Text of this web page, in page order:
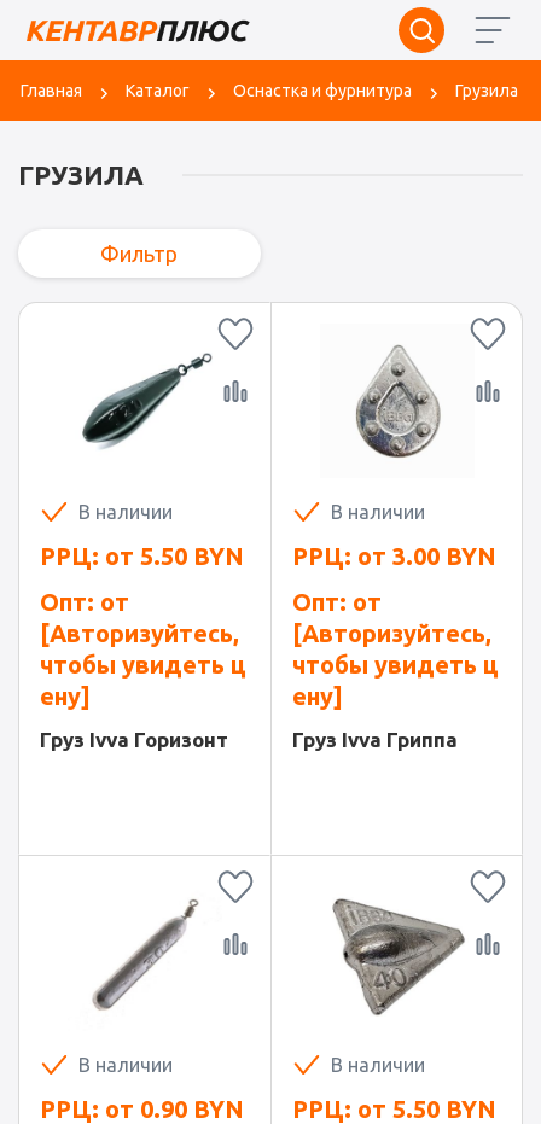
Главная Каталог Оснастка и фурнитура Грузила
ГРУЗИЛА
Фильтр
В наличии
РРЦ: от 5.50 BYN
Опт: от
[Авторизуйтесь,
чтобы увидеть ц
ену]
Груз Ivva Горизонт
В наличии
РРЦ: от 3.00 BYN
Опт: от
[Авторизуйтесь,
чтобы увидеть ц
ену]
Груз Ivva Гриппа
В наличии
РРЦ: от 0.90 BYN
В наличии
РРЦ: от 5.50 BYN